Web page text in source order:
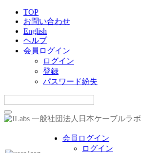
TOP
お問い合わせ
English
ヘルプ
会員ログイン
ログイン
登録
パスワード紛失
一般社団法人日本ケーブルラボ
会員ログイン
ログイン